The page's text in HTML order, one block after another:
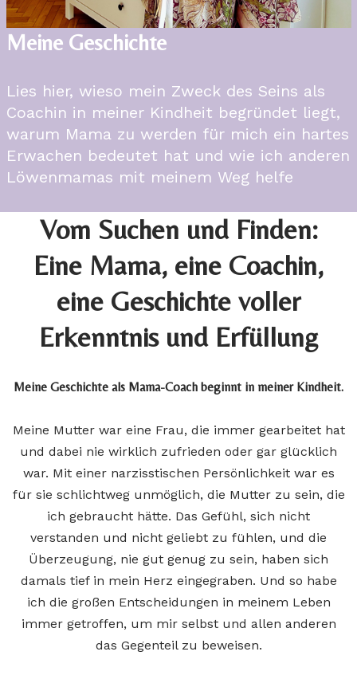
Meine Geschichte
Lies hier, wieso mein Zweck des Seins als
Coachin in meiner Kindheit begründet liegt,
warum Mama zu werden für mich ein hartes
Erwachen bedeutet hat und wie ich anderen
Löwenmamas mit meinem Weg helfe
Vom Suchen und Finden:
Eine Mama, eine Coachin,
eine Geschichte voller
Erkenntnis und Erfüllung
Meine Geschichte als Mama-Coach beginnt in meiner Kindheit.
Meine Mutter war eine Frau, die immer gearbeitet hat
und dabei nie wirklich zufrieden oder gar glücklich
war. Mit einer narzisstischen Persönlichkeit war es
für sie schlichtweg unmöglich, die Mutter zu sein, die
ich gebraucht hätte. Das Gefühl, sich nicht
verstanden und nicht geliebt zu fühlen, und die
Überzeugung, nie gut genug zu sein, haben sich
damals tief in mein Herz eingegraben. Und so habe
ich die großen Entscheidungen in meinem Leben
immer getroffen, um mir selbst und allen anderen
das Gegenteil zu beweisen.